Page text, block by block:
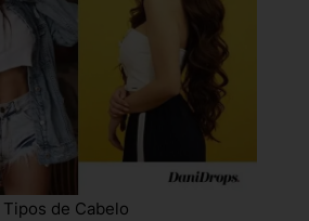
Tipos de Cabelo